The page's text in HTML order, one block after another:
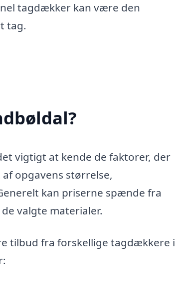
tagdækker kan være den
tag.
vigtigt at kende de faktorer, der
opgavens størrelse,
kan priserne spænde fra
valgte materialer.
tilbud fra forskellige tagdækkere i